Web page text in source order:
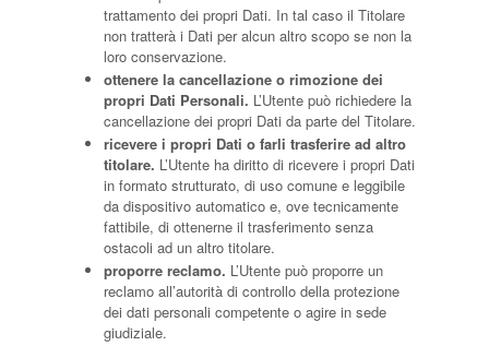
trattamento dei propri Dati. In tal caso il Titolare
non tratterà i Dati per alcun altro scopo se non la
loro conservazione.
ottenere la cancellazione o rimozione dei
propri Dati Personali. L’Utente può richiedere la
cancellazione dei propri Dati da parte del Titolare.
ricevere i propri Dati o farli trasferire ad altro
titolare. L’Utente ha diritto di ricevere i propri Dati
in formato strutturato, di uso comune e leggibile
da dispositivo automatico e, ove tecnicamente
fattibile, di ottenerne il trasferimento senza
ostacoli ad un altro titolare.
proporre reclamo. L’Utente può proporre un
reclamo all’autorità di controllo della protezione
dei dati personali competente o agire in sede
giudiziale.